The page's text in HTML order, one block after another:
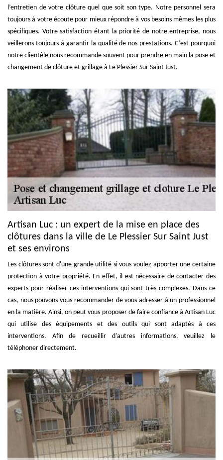
l’entretien de votre clôture quel que soit son type. Notre personnel sera
toujours à votre écoute pour mieux répondre à vos besoins mêmes les plus
spécifiques. Votre satisfaction étant la priorité de notre entreprise, nous
veillerons toujours à garantir la qualité de nos prestations. C’est pourquoi
notre clientèle nous recommande souvent pour prendre en main la pose et
changement de clôture et grillage à Le Plessier Sur Saint Just.
Artisan Luc : un expert de la mise en place des
clôtures dans la ville de Le Plessier Sur Saint Just
et ses environs
Les clôtures sont d'une grande utilité si vous voulez apporter une certaine
protection à votre propriété. En effet, il est nécessaire de contacter des
experts pour réaliser ces interventions qui sont très complexes. Dans ce
cas, nous pouvons vous recommander de vous adresser à un professionnel
en la matière. Ainsi, on peut vous proposer de faire confiance à Artisan Luc
qui utilise des équipements et des outils qui sont adaptés à ces
interventions. Afin de recueillir d'autres informations, veuillez le
téléphoner directement.